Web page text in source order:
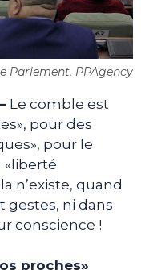
Parlement. PPAgency
Le comble est
pour des
pour le
«liberté
n’existe, quand
gestes, ni dans
conscience !
proches»